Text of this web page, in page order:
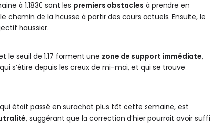
à 1.1830 sont les premiers obstacles à prendre en
chemin de la hausse à partir des cours actuels. Ensuite, le
haussier.
le seuil de 1.17 forment une zone de support immédiate,
s’étire depuis les creux de mi-mai, et qui se trouve
qui était passé en surachat plus tôt cette semaine, est
, suggérant que la correction d’hier pourrait avoir suffi